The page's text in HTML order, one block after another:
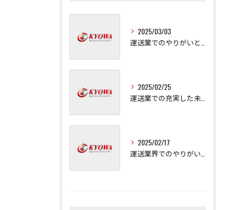
2025/03/03
2025/02/25
2025/02/17